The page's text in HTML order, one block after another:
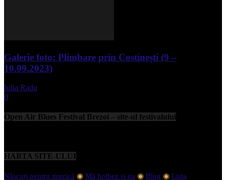
Galerie foto: Plimbare prin Costinești (9 –
10.09.2023)
Iulia Radu
0
Open Air Blues Festival Brezoi – site-ul festivalului
HARTA SITE-ULUI
Născuți pentru muzică ◉ Mă holbez și eu ◉ Blog ◉ Lista